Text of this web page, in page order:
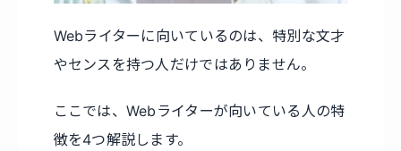
Webライターに向いているのは、特別な文才
やセンスを持つ人だけではありません。
ここでは、Webライターが向いている人の特
徴を4つ解説します。